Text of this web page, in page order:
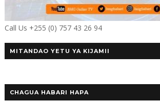
Call Us +255 (0) 757 43 26 94
MITANDAO YETU YA KIJAMII
CHAGUA HABARI HAPA